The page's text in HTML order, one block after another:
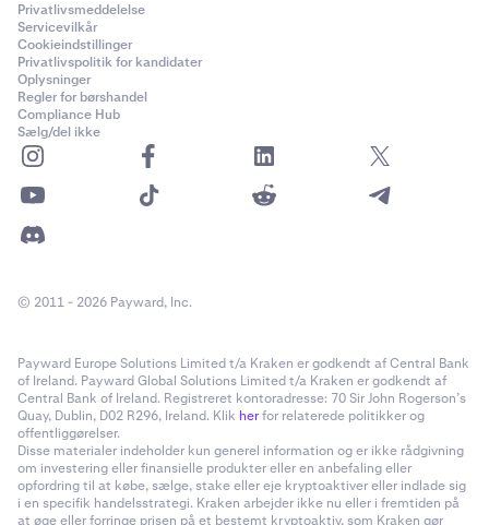
Privatlivsmeddelelse
Servicevilkår
Cookieindstillinger
Privatlivspolitik for kandidater
Oplysninger
Regler for børshandel
Compliance Hub
Sælg/del ikke
© 2011 - 2026 Payward, Inc.
Payward Europe Solutions Limited t/a Kraken er godkendt af Central Bank
of Ireland. Payward Global Solutions Limited t/a Kraken er godkendt af
Central Bank of Ireland. Registreret kontoradresse: 70 Sir John Rogerson’s
Quay, Dublin, D02 R296, Ireland. Klik herfor relaterede politikker og
offentliggørelser.
Disse materialer indeholder kun generel information og er ikke rådgivning
om investering eller finansielle produkter eller en anbefaling eller
opfordring til at købe, sælge, stake eller eje kryptoaktiver eller indlade sig
i en specifik handelsstrategi. Kraken arbejder ikke nu eller i fremtiden på
at øge eller forringe prisen på et bestemt kryptoaktiv, som Kraken gør